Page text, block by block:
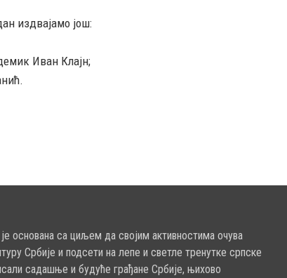
издвајамо још:
Иван Клајн;
основана са циљем да својим активностима очува
Србије и подсети на лепе и светле тренутке српске
садашње и будуће грађане Србије, њихово